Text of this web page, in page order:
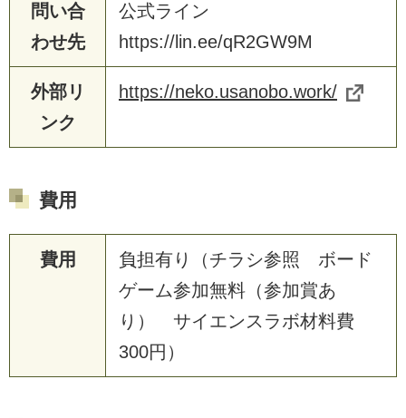
問い合
わせ先
公式ライン
https://lin.ee/qR2GW9M
外部リ
ンク
https://neko.usanobo.work/
費用
費用
負担有り（チラシ参照 ボード
ゲーム参加無料（参加賞あ
り） サイエンスラボ材料費
300円）